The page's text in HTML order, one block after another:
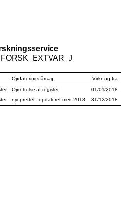
Opdaterings årsag
Virkning fra
Oprettelse af register
01/01/2018
nyoprettet - opdateret med 2018. 31/12/2018